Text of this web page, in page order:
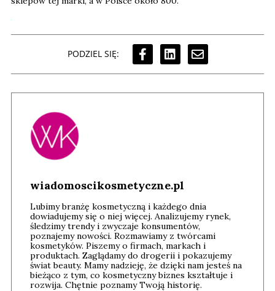
PODZIEL SIĘ:
wiadomoscikosmetyczne.pl
Lubimy branżę kosmetyczną i każdego dnia
dowiadujemy się o niej więcej. Analizujemy rynek,
śledzimy trendy i zwyczaje konsumentów,
poznajemy nowości. Rozmawiamy z twórcami
kosmetyków. Piszemy o firmach, markach i
produktach. Zaglądamy do drogerii i pokazujemy
świat beauty. Mamy nadzieję, że dzięki nam jesteś na
bieżąco z tym, co kosmetyczny biznes kształtuje i
rozwija. Chętnie poznamy Twoją historię.